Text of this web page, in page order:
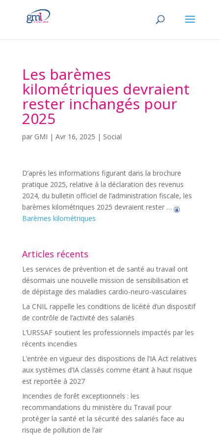
Les barèmes
kilométriques devraient
rester inchangés pour
2025
par GMI | Avr 16, 2025 | Social
D’après les informations figurant dans la brochure
pratique 2025, relative à la déclaration des revenus
2024, du bulletin officiel de l’administration fiscale, les
barèmes kilométriques 2025 devraient rester …
Barèmes kilométriques
Articles récents
Les services de prévention et de santé au travail ont
désormais une nouvelle mission de sensibilisation et
de dépistage des maladies cardio-neuro-vasculaires
La CNIL rappelle les conditions de licéité d’un dispositif
de contrôle de l’activité des salariés
L’URSSAF soutient les professionnels impactés par les
récents incendies
L’entrée en vigueur des dispositions de l’IA Act relatives
aux systèmes d’IA classés comme étant à haut risque
est reportée à 2027
Incendies de forêt exceptionnels : les
recommandations du ministère du Travail pour
protéger la santé et la sécurité des salariés face au
risque de pollution de l’air